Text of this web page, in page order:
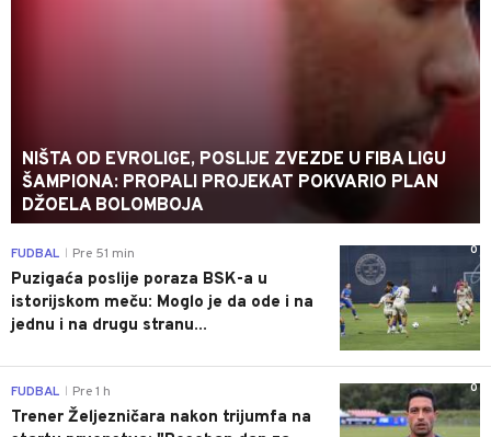
NIŠTA OD EVROLIGE, POSLIJE ZVEZDE U FIBA LIGU
ŠAMPIONA: PROPALI PROJEKAT POKVARIO PLAN
DŽOELA BOLOMBOJA
0
FUDBAL Pre 51 min
Puzigaća poslije poraza BSK-a u
istorijskom meču: Moglo je da ode i na
jednu i na drugu stranu...
0
FUDBAL Pre 1 h
Trener Željezničara nakon trijumfa na